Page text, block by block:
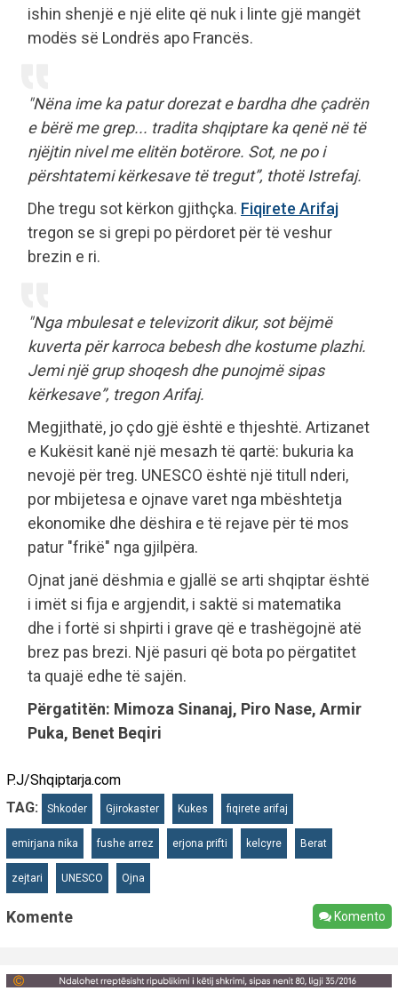
ishin shenjë e një elite që nuk i linte gjë mangët
modës së Londrës apo Francës.
"Nëna ime ka patur dorezat e bardha dhe çadrën
e bërë me grep... tradita shqiptare ka qenë në të
njëjtin nivel me elitën botërore. Sot, ne po i
përshtatemi kërkesave të tregut”, thotë Istrefaj.
Dhe tregu sot kërkon gjithçka. Fiqirete Arifaj
tregon se si grepi po përdoret për të veshur
brezin e ri.
"Nga mbulesat e televizorit dikur, sot bëjmë
kuverta për karroca bebesh dhe kostume plazhi.
Jemi një grup shoqesh dhe punojmë sipas
kërkesave”, tregon Arifaj.
Megjithatë, jo çdo gjë është e thjeshtë. Artizanet
e Kukësit kanë një mesazh të qartë: bukuria ka
nevojë për treg. UNESCO është një titull nderi,
por mbijetesa e ojnave varet nga mbështetja
ekonomike dhe dëshira e të rejave për të mos
patur "frikë" nga gjilpëra.
Ojnat janë dëshmia e gjallë se arti shqiptar është
i imët si fija e argjendit, i saktë si matematika
dhe i fortë si shpirti i grave që e trashëgojnë atë
brez pas brezi. Një pasuri që bota po përgatitet
ta quajë edhe të sajën.
Përgatitën: Mimoza Sinanaj, Piro Nase, Armir
Puka, Benet Beqiri
P.J/Shqiptarja.com
TAG:
Shkoder Gjirokaster Kukes fiqirete arifaj
emirjana nika fushe arrez erjona prifti kelcyre Berat
zejtari UNESCO Ojna
Komente Komento